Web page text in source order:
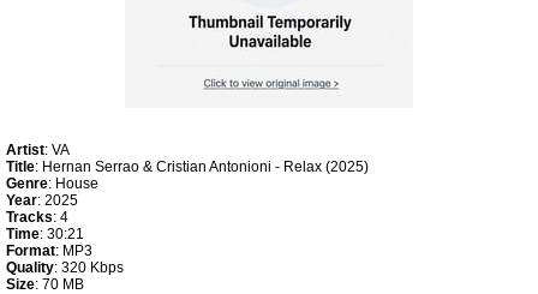
Artist: VA
Title: Hernan Serrao & Cristian Antonioni - Relax (2025)
Genre: House
Year: 2025
Tracks: 4
Time: 30:21
Format: MP3
Quality: 320 Kbps
Size: 70 MB